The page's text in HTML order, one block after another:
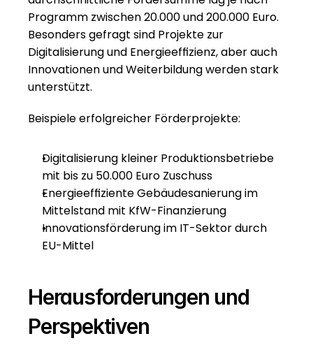
Programm zwischen 20.000 und 200.000 Euro.
Besonders gefragt sind Projekte zur
Digitalisierung und Energieeffizienz, aber auch
Innovationen und Weiterbildung werden stark
unterstützt.
Beispiele erfolgreicher Förderprojekte:
Digitalisierung kleiner Produktionsbetriebe
mit bis zu 50.000 Euro Zuschuss
Energieeffiziente Gebäudesanierung im
Mittelstand mit KfW-Finanzierung
Innovationsförderung im IT-Sektor durch
EU-Mittel
Herausforderungen und
Perspektiven